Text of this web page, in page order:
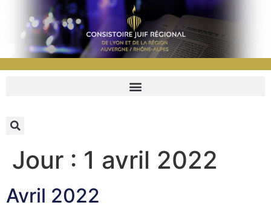
Jour : 1 avril 2022
Avril 2022